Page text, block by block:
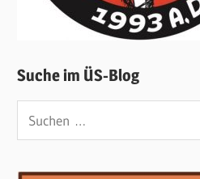
Suche im ÜS-Blog